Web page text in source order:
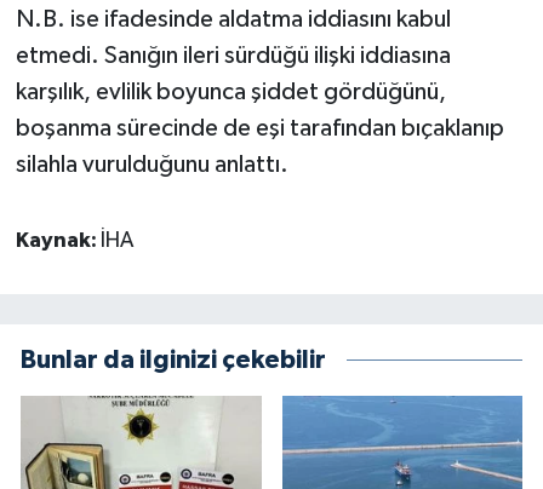
N.B. ise ifadesinde aldatma iddiasını kabul
etmedi. Sanığın ileri sürdüğü ilişki iddiasına
karşılık, evlilik boyunca şiddet gördüğünü,
boşanma sürecinde de eşi tarafından bıçaklanıp
silahla vurulduğunu anlattı.
Kaynak: İHA
Bunlar da ilginizi çekebilir